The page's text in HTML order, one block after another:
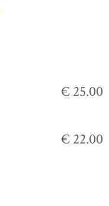
€ 25.00
€ 22.00